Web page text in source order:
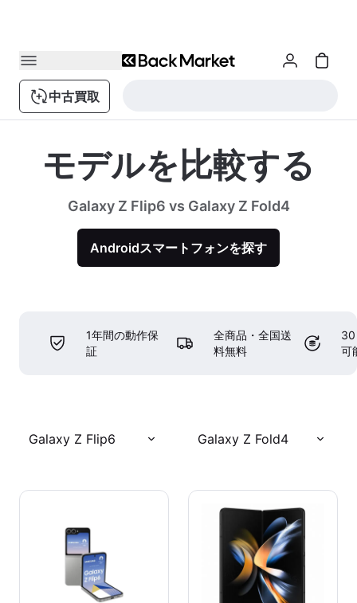
中古買取
モデルを比較する
Galaxy Z Flip6 vs Galaxy Z Fold4
Androidスマートフォンを探す
1年間の動作保
証
全商品・全国送
料無料
30
可
Galaxy Z Flip6 Galaxy Z Fold4